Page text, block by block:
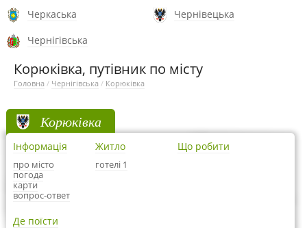
Черкаська
Чернівецька
Чернігівська
Корюківка, путівник по місту
Головна / Чернігівська / Корюківка
Корюківка
Інформація
про місто
погода
карти
вопрос-ответ
Житло
готелі 1
Що робити
Де поїсти